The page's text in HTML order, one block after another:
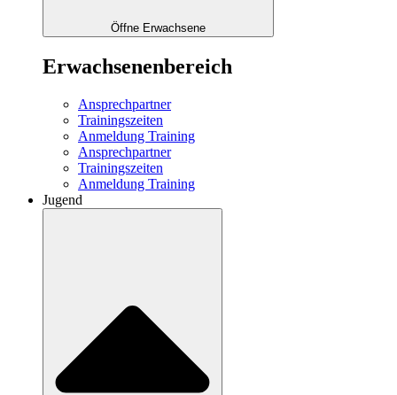
Öffne Erwachsene
Erwachsenenbereich
Ansprechpartner
Trainingszeiten
Anmeldung Training
Ansprechpartner
Trainingszeiten
Anmeldung Training
Jugend